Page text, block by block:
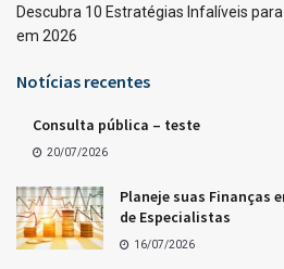
Descubra 10 Estratégias Infalíveis
em 2026
Notícias recentes
Consulta pública – teste
20/07/2026
Planeje suas Finanças
de Especialistas
16/07/2026